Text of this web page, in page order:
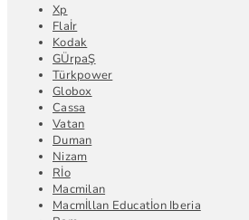
Xp
Flaİr
Kodak
GÜrpaŞ
Türkpower
Globox
Cassa
Vatan
Duman
Nizam
Rİo
Macmilan
Macmİllan Educatİon Iberia